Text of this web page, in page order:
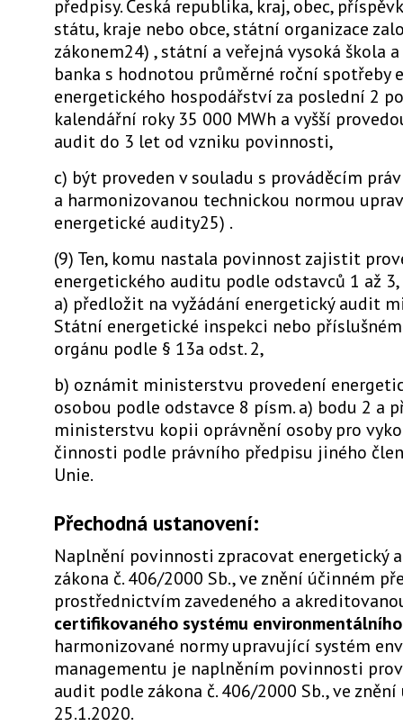
předpisy. Česká republika, kraj, obec,
státu, kraje nebo obce, státní organizace
zákonem24) , státní a veřejná vysoká škola
banka s hodnotou průměrné roční spotřeby
energetického hospodářství za poslední 2
kalendářní roky 35 000 MWh a vyšší
audit do 3 let od vzniku povinnosti,
c) být proveden v souladu s prováděcím
a harmonizovanou technickou normou
energetické audity25) .
(9) Ten, komu nastala povinnost zajistit
energetického auditu podle odstavců 1 až
a) předložit na vyžádání energetický audit
Státní energetické inspekci nebo
orgánu podle § 13a odst. 2,
b) oznámit ministerstvu provedení
osobou podle odstavce 8 písm. a) bodu 2 a
ministerstvu kopii oprávnění osoby pro
činnosti podle právního předpisu jiného
Unie.
Přechodná ustanovení:
Naplnění povinnosti zpracovat energetický
zákona č. 406/2000 Sb., ve znění účinném
prostřednictvím zavedeného a
certifikovaného systému
harmonizované normy upravující systém
managementu je naplněním povinnosti
audit podle zákona č. 406/2000 Sb., ve
25.1.2020.